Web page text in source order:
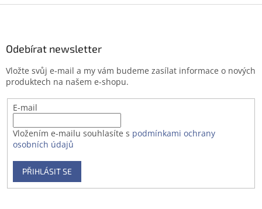
Odebírat newsletter
Vložte svůj e-mail a my vám budeme zasílat informace o nových
produktech na našem e-shopu.
E-mail
Vložením e-mailu souhlasíte s podmínkami ochrany
osobních údajů
PŘIHLÁSIT SE